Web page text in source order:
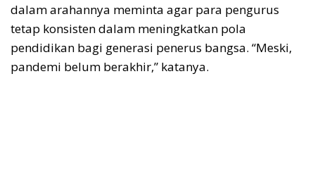
dalam arahannya meminta agar para pengurus
tetap konsisten dalam meningkatkan pola
pendidikan bagi generasi penerus bangsa. “Meski,
pandemi belum berakhir,” katanya.